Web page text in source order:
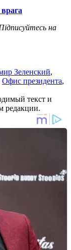
на
Зеленский,
Офис президента,
текст и
редакции.